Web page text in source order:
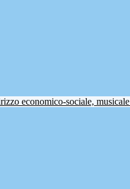
economico-sociale, musicale